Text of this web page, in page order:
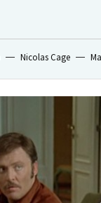
Nicolas Cage